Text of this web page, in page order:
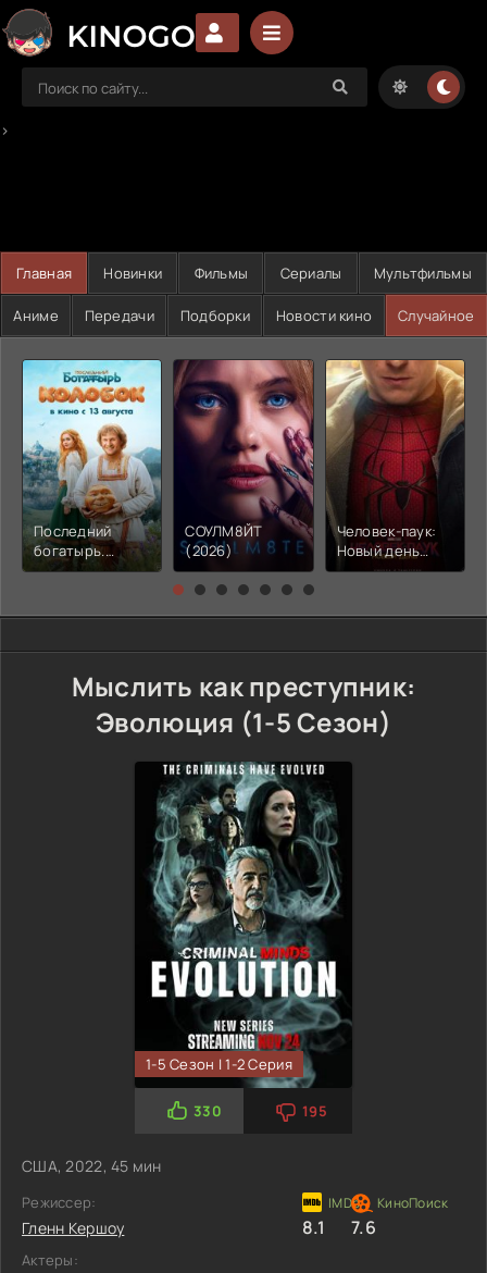
>
Главная Новинки Фильмы Сериалы Мультфильмы
Аниме Передачи Подборки Новости кино Случайное
Последний
богатырь.
Колобок (2026)
СОУЛМ8ЙТ
(2026)
Человек-паук:
Новый день
(2026)
Мыслить как преступник:
Эволюция (1-5 Сезон)
1-5 Сезон | 1-2 Серия
330 195
США, 2022, 45 мин
Режиссер:
Гленн Кершоу
Актеры:
8.1 7.6